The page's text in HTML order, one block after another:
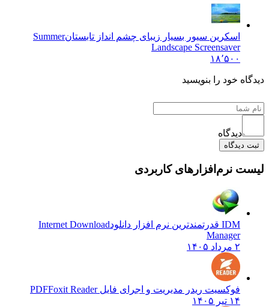
اسکرین سیور بسیار زیبای چشم انداز تابستانSummer
Landscape Screensaver
۱۸٬۵۰۰
دیدگاه خود را بنویسید
دیدگاه
ثبت دیدگاه
لیست نرم‌افزارهای کاربردی
IDM قدرتمندترین نرم افزار دانلود
Internet Download
Manager
۲ مرداد ۱۴۰۵
فوکسیت ریدر مدیریت و اجرای فایل PDFFoxit Reader
۱۴ تیر ۱۴۰۵